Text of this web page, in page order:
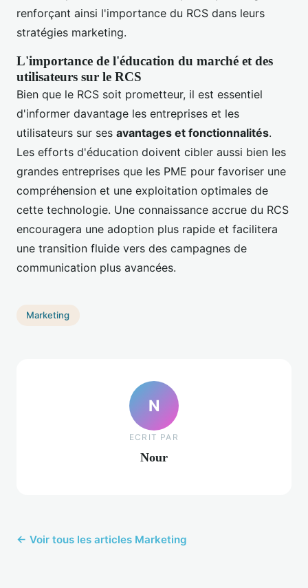
renforçant ainsi l'importance du RCS dans leurs
stratégies marketing.
L'importance de l'éducation du marché et des
utilisateurs sur le RCS
Bien que le RCS soit prometteur, il est essentiel
d'informer davantage les entreprises et les
utilisateurs sur ses avantages et fonctionnalités.
Les efforts d'éducation doivent cibler aussi bien les
grandes entreprises que les PME pour favoriser une
compréhension et une exploitation optimales de
cette technologie. Une connaissance accrue du RCS
encouragera une adoption plus rapide et facilitera
une transition fluide vers des campagnes de
communication plus avancées.
Marketing
N
ECRIT PAR
Nour
← Voir tous les articles Marketing